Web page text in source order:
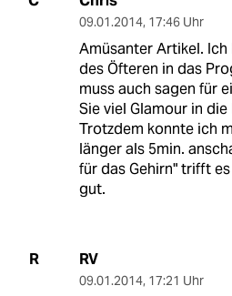
09.01.2014, 17:46 Uhr
Amüsanter Artikel.
des Öfteren in das
muss auch sagen für
Sie viel Glamour in
Trotzdem konnte ich
länger als 5min.
für das Gehirn" trifft
gut.
R RV
09.01.2014, 17:21 Uhr